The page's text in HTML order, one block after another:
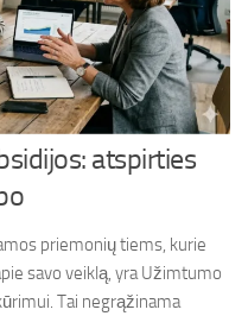
atspirties
priemonių tiems, kurie
savo veiklą, yra Užimtumo
Tai negrąžinama